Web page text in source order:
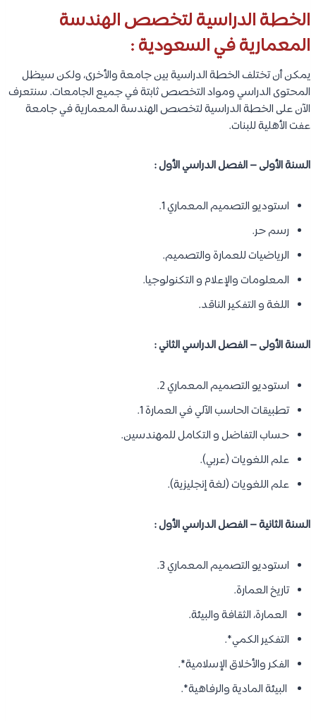
الخطة الدراسية لتخصص الهندسة
المعمارية في السعودية :
يمكن أن تختلف الخطة الدراسية بين جامعة والأخرى، ولكن سيظل
المحتوى الدراسي ومواد التخصص ثابتة في جميع الجامعات. سنتعرف
الآن على الخطة الدراسية لتخصص الهندسة المعمارية في جامعة
عفت الأهلية للبنات.
السنة الأولى – الفصل الدراسي الأول :
استوديو التصميم المعماري 1.
رسم حر.
الرياضيات للعمارة والتصميم.
المعلومات والإعلام و التكنولوجيا.
اللغة و التفكير الناقد.
السنة الأولى – الفصل الدراسي الثاني :
استوديو التصميم المعماري 2.
تطبيقات الحاسب الآلي في العمارة 1.
حساب التفاضل و التكامل للمهندسين.
علم اللغويات (عربي).
علم اللغويات (لغة إنجليزية).
السنة الثانية – الفصل الدراسي الأول :
استوديو التصميم المعماري 3.
تاريخ العمارة.
العمارة، الثقافة والبيئة.
التفكير الكمي*.
الفكر والأخلاق الإسلامية*.
البيئة المادية والرفاهية*.